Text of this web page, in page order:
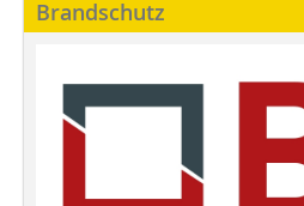
Brandschutz